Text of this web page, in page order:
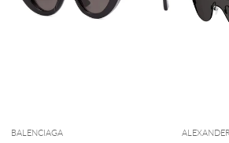
BALENCIAGA